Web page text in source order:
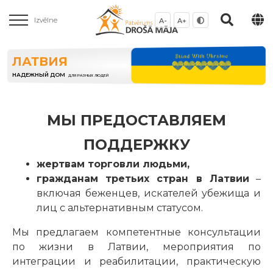
Izvēlne A- A+
ЛАТВИЯ
НАДЕЖНЫЙ ДОМ ДЛЯ РАЗНЫХ ЛЮДЕЙ
МЫ ПРЕДОСТАВЛЯЕМ
ПОДДЕРЖКУ
жертвам торговли людьми,
гражданам третьих стран в Латвии –
включая беженцев, искателей убежища и
лиц с альтернативным статусом.
Мы предлагаем компетентные консультации
по жизни в Латвии, мероприятия по
интеграции и реабилитации, практическую